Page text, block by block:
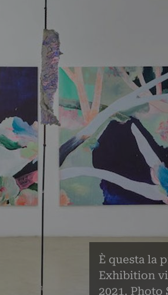
È questa la
Exhibition
2021. Photo